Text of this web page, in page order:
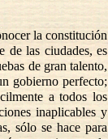
la constitución
de las ciudades, es
de gran talento,
gobierno perfecto;
a todos los
inaplicables y
sólo se hace para